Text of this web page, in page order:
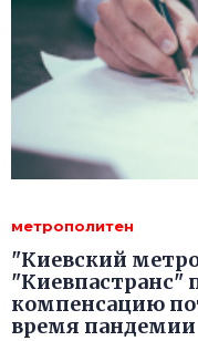
метрополитен
"Киевский
"Киевпастранс"
компенсацию
время пандемии